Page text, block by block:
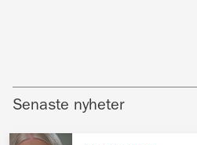
Senaste nyheter